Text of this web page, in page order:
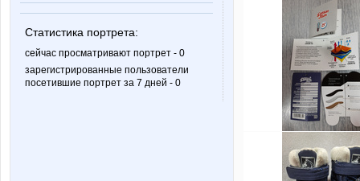
Статистика портрета:
сейчас просматривают портрет - 0
зарегистрированные пользователи
посетившие портрет за 7 дней - 0